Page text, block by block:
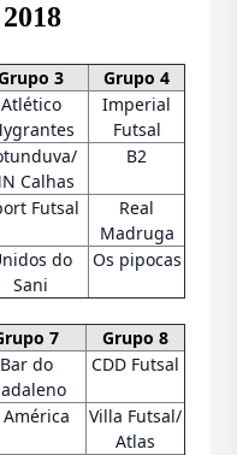
3
Grupo 4
Atlético
Imperial
Futsal
Calhas
B2
Futsal
Real
Madruga
do
Sani
Os pipocas
7
Grupo 8
Bar do
CDD Futsal
América
Villa Futsal/
Atlas